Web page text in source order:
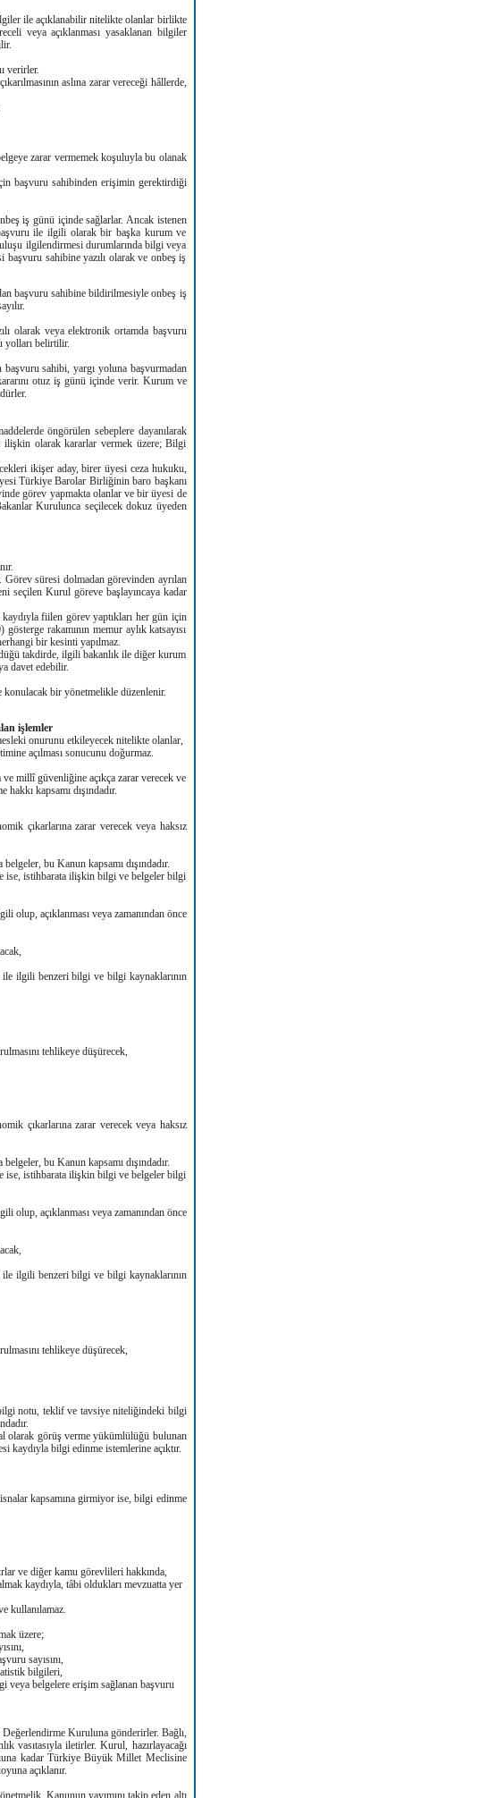
ile açıklanabilir nitelikte olanlar birlikte
veya açıklanması yasaklanan bilgiler
verirler.
aslına zarar vereceği hâllerde,
zarar vermemek koşuluyla bu olanak
başvuru sahibinden erişimin gerektirdiği
iş günü içinde sağlarlar. Ancak istenen
ile ilgili olarak bir başka kurum ve
ilgilendirmesi durumlarında bilgi veya
başvuru sahibine yazılı olarak ve onbeş iş
başvuru sahibine bildirilmesiyle onbeş iş
olarak veya elektronik ortamda başvuru
yolları belirtilir.
sahibi, yargı yoluna başvurmadan
otuz iş günü içinde verir. Kurum ve
öngörülen sebeplere dayanılarak
ilişkin olarak kararlar vermek üzere; Bilgi
ikişer aday, birer üyesi ceza hukuku,
Türkiye Barolar Birliğinin baro başkanı
görev yapmakta olanlar ve bir üyesi de
Kurulunca seçilecek dokuz üyeden
süresi dolmadan görevinden ayrılan
seçilen Kurul göreve başlayıncaya kadar
fiilen görev yaptıkları her gün için
rakamının memur aylık katsayısı
bir kesinti yapılmaz.
takdirde, ilgili bakanlık ile diğer kurum
davet edebilir.
bir yönetmelikle düzenlenir.
işlemler
onurunu etkileyecek nitelikte olanlar,
açılması sonucunu doğurmaz.
millî güvenliğine açıkça zarar verecek ve
kapsamı dışındadır.
çıkarlarına zarar verecek veya haksız
bu Kanun kapsamı dışındadır.
ise, istihbarata ilişkin bilgi ve belgeler bilgi
açıklanması veya zamanından önce
ile ilgili benzeri bilgi ve bilgi kaynaklarının
tehlikeye düşürecek,
çıkarlarına zarar verecek veya haksız
bu Kanun kapsamı dışındadır.
ise, istihbarata ilişkin bilgi ve belgeler bilgi
açıklanması veya zamanından önce
ile ilgili benzeri bilgi ve bilgi kaynaklarının
tehlikeye düşürecek,
notu, teklif ve tavsiye niteliğindeki bilgi
görüş verme yükümlülüğü bulunan
kaydıyla bilgi edinme istemlerine açıktır.
kapsamına girmiyor ise, bilgi edinme
ve diğer kamu görevlileri hakkında,
kaydıyla, tâbi oldukları mevzuatta yer
kullanılamaz.
üzere;
sayısını,
bilgileri,
veya belgelere erişim sağlanan başvuru
Kuruluna gönderirler. Bağlı,
vasıtasıyla iletirler. Kurul, hazırlayacağı
kadar Türkiye Büyük Millet Meclisine
açıklanır.
Kanunun yayımını takip eden altı